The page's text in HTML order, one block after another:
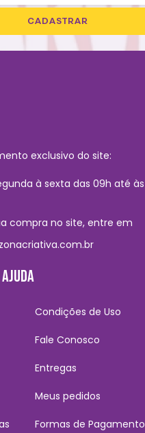
CADASTRAR
exclusivo do site:
à sexta das 09h até às
compra no site, entre em
Condições de Uso
Fale Conosco
Entregas
Meus pedidos
Formas de Pagamento